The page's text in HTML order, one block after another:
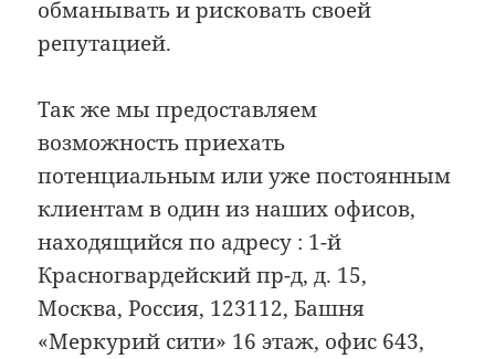
обманывать и рисковать своей
репутацией.
Так же мы предоставляем
возможность приехать
потенциальным или уже постоянным
клиентам в один из наших офисов,
находящийся по адресу : 1-й
Красногвардейский пр-д, д. 15,
Москва, Россия, 123112, Башня
«Меркурий сити» 16 этаж, офис 643,